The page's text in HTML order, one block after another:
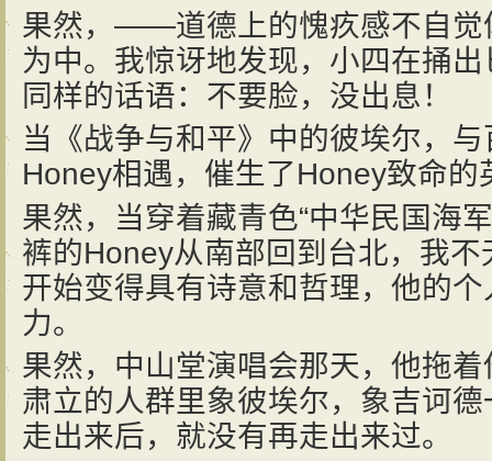
果然，——道德上的愧疚感不自觉
为中。我惊讶地发现，小四在捅
同样的话语：不要脸，没出息！
当《战争与和平》中的彼埃尔，与
Honey相遇，催生了Honey致命的
果然，当穿着藏青色“中华民国海
裤的Honey从南部回到台北，我
开始变得具有诗意和哲理，他的
力。
果然，中山堂演唱会那天，他拖
肃立的人群里象彼埃尔，象吉诃
走出来后，就没有再走出来过。